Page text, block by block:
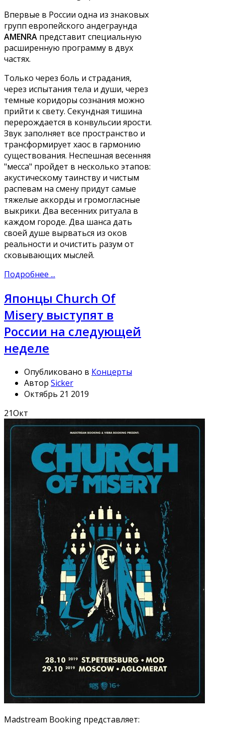
Впервые в России одна из знаковых
групп европейского андеграунда
AMENRA представит специальную
расширенную программу в двух
частях.
Только через боль и страдания,
через испытания тела и души, через
темные коридоры сознания можно
прийти к свету. Секундная тишина
перерождается в конвульсии ярости.
Звук заполняет все пространство и
трансформирует хаос в гармонию
существования. Неспешная весенняя
"месса" пройдет в несколько этапов:
акустическому таинству и чистым
распевам на смену придут самые
тяжелые аккорды и громогласные
выкрики. Два весенних ритуала в
каждом городе. Два шанса дать
своей душе вырваться из оков
реальности и очистить разум от
сковывающих мыслей.
Подробнее ...
Японцы Church Of
Misery выступят в
России на следующей
неделе
Опубликовано в Концерты
Автор Sicker
Октябрь 21 2019
21Окт
Madstream Booking представляет: